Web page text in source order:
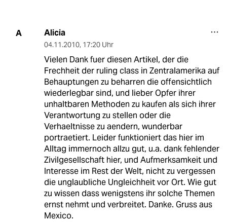
A Alicia
04.11.2010, 17:20 Uhr
Vielen Dank fuer diesen Artikel, der die
Frechheit der ruling class in Zentralamerika auf
Behauptungen zu beharren die offensichtlich
wiederlegbar sind, und lieber Opfer ihrer
unhaltbaren Methoden zu kaufen als sich ihrer
Verantwortung zu stellen oder die
Verhaeltnisse zu aendern, wunderbar
portraetiert. Leider funktioniert das hier im
Alltag immernoch allzu gut, u.a. dank fehlender
Zivilgesellschaft hier, und Aufmerksamkeit und
Interesse im Rest der Welt, nicht zu vergessen
die unglaubliche Ungleichheit vor Ort. Wie gut
zu wissen dass wenigstens ihr solche Themen
ernst nehmt und verbreitet. Danke. Gruss aus
Mexico.